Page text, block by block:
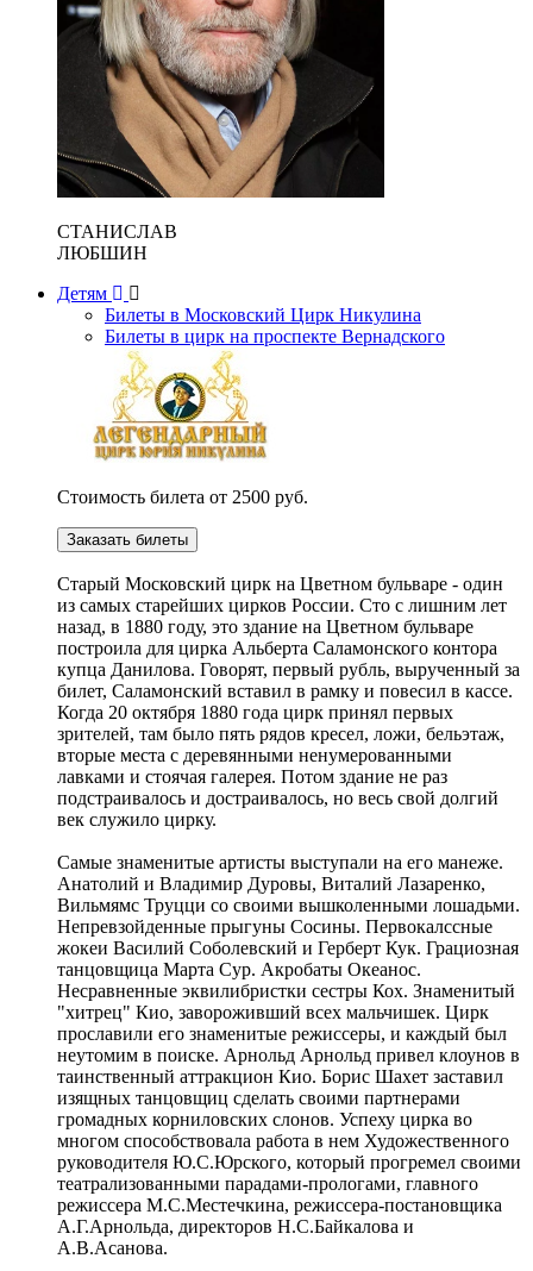
СТАНИСЛАВ
ЛЮБШИН
Детям
Билеты в Московский Цирк Никулина
Билеты в цирк на проспекте Вернадского
Стоимость билета от 2500 руб.
Заказать билеты
Cтарый Московский цирк на Цветном бульваре - один
из самых старейших цирков России. Сто с лишним лет
назад, в 1880 году, это здание на Цветном бульваре
построила для цирка Альберта Саламонского контора
купца Данилова. Говорят, первый рубль, вырученный за
билет, Саламонский вставил в рамку и повесил в кассе.
Когда 20 октября 1880 года цирк принял первых
зрителей, там было пять рядов кресел, ложи, бельэтаж,
вторые места с деревянными ненумерованными
лавками и стоячая галерея. Потом здание не раз
подстраивалось и достраивалось, но весь свой долгий
век служило цирку.
Самые знаменитые артисты выступали на его манеже.
Анатолий и Владимир Дуровы, Виталий Лазаренко,
Вильмямс Труцци со своими вышколенными лошадьми.
Непревзойденные прыгуны Сосины. Первокалссные
жокеи Василий Соболевский и Герберт Кук. Грациозная
танцовщица Марта Сур. Акробаты Океанос.
Несравненные эквилибристки сестры Кох. Знаменитый
"хитрец" Кио, завороживший всех мальчишек. Цирк
прославили его знаменитые режиссеры, и каждый был
неутомим в поиске. Арнольд Арнольд привел клоунов в
таинственный аттракцион Кио. Борис Шахет заставил
изящных танцовщиц сделать своими партнерами
громадных корниловских слонов. Успеху цирка во
многом способствовала работа в нем Художественного
руководителя Ю.С.Юрского, который прогремел своими
театрализованными парадами-прологами, главного
режиссера М.С.Местечкина, режиссера-постановщика
А.Г.Арнольда, директоров Н.С.Байкалова и
А.В.Асанова.